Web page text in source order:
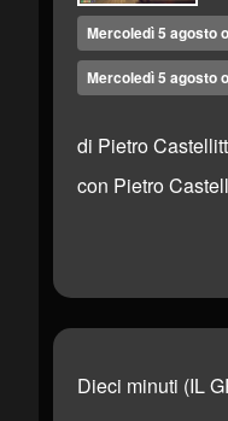
Mercoledì 5 agosto
Mercoledì 5 agosto
di Pietro
con Pietro
Dieci minuti (IL